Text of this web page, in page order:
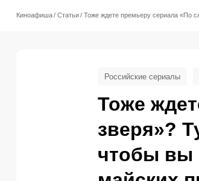
Киноафиша Статьи Тоже ждете премьеру сериала «По
Тоже
зверя»?
чтобы вы
Российские сериалы